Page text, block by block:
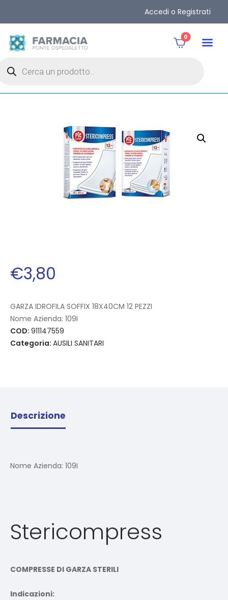
Accedi o Registrati
0
€3,80
GARZA IDROFILA SOFFIX 18X40CM 12 PEZZI
Nome Azienda: 109I
COD: 911147559
Categoria: AUSILI SANITARI
Descrizione
Nome Azienda: 109I
Stericompress
COMPRESSE DI GARZA STERILI
Indicazioni: